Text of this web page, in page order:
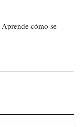
Aprende cómo se